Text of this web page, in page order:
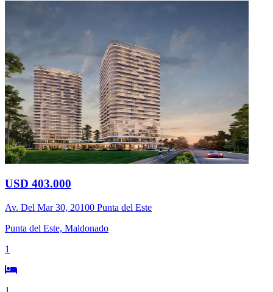
USD 403.000
Av. Del Mar 30, 20100 Punta del Este
Punta del Este, Maldonado
1